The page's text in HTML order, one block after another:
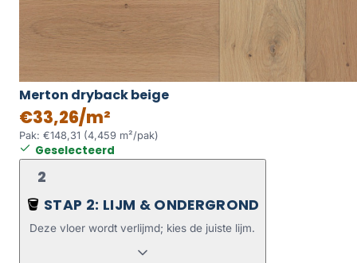
Merton dryback beige
€33,26/m²
Pak: €148,31 (4,459 m²/pak)
Geselecteerd
2
🪣 STAP 2: LIJM & ONDERGROND
Deze vloer wordt verlijmd; kies de juiste lijm.